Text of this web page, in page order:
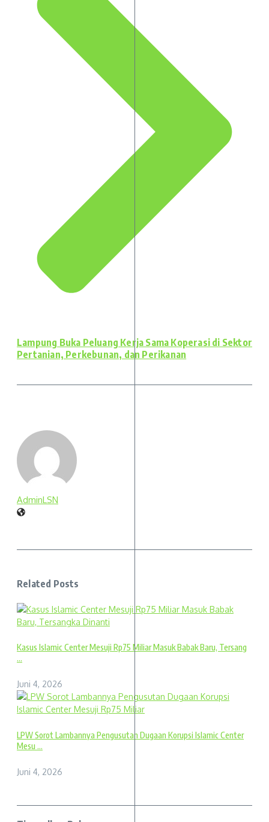
Lampung Buka Peluang Kerja Sama Koperasi di Sektor
Pertanian, Perkebunan, dan Perikanan
AdminLSN
Related Posts
Kasus Islamic Center Mesuji Rp75 Miliar Masuk Babak Baru, Tersang
...
Juni 4, 2026
LPW Sorot Lambannya Pengusutan Dugaan Korupsi Islamic Center
Mesu ...
Juni 4, 2026